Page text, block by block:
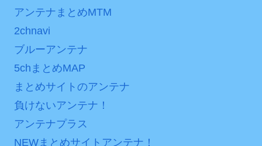
アンテナまとめMTM
2chnavi
ブルーアンテナ
5chまとめMAP
まとめサイトのアンテナ
負けないアンテナ！
アンテナプラス
NEWまとめサイトアンテナ！